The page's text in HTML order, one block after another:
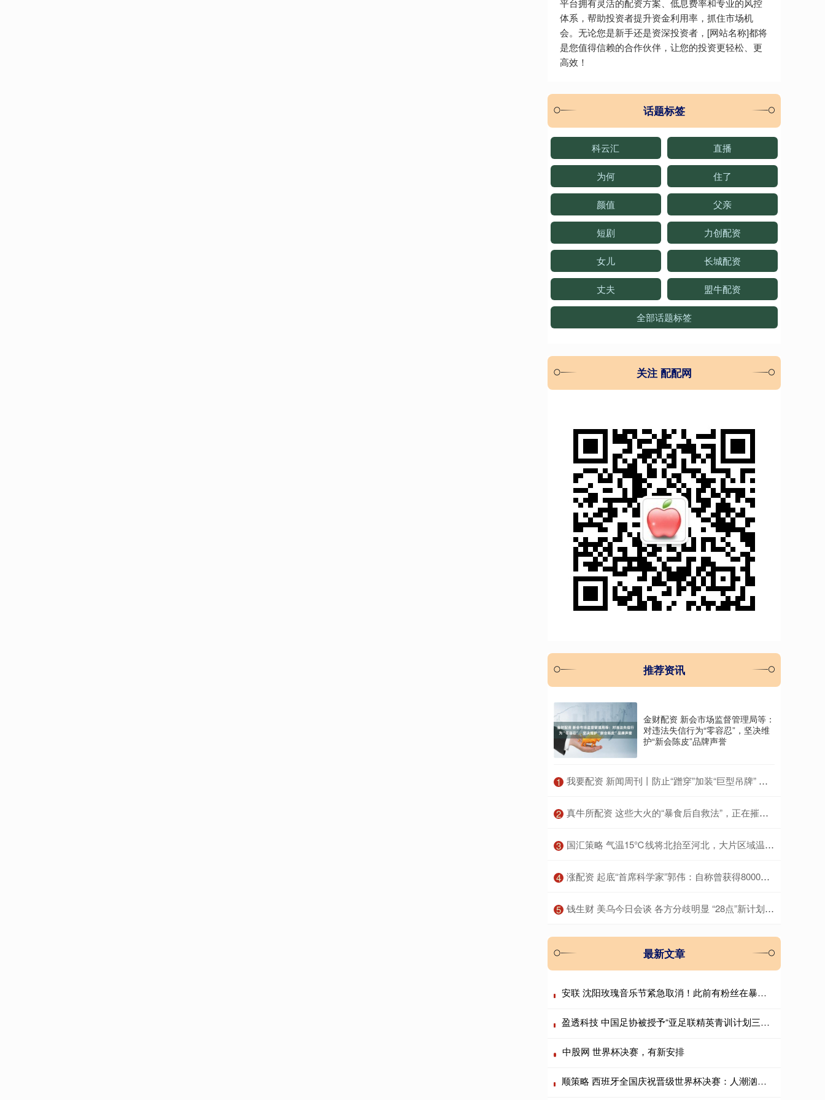
平台拥有灵活的配资方案、低息费率和专业的风控
体系，帮助投资者提升资金利用率，抓住市场机
会。无论您是新手还是资深投资者，[网站名称]都将
是您值得信赖的合作伙伴，让您的投资更轻松、更
高效！
话题标签
科云汇 直播
为何 住了
颜值 父亲
短剧 力创配资
女儿 长城配资
丈夫 盟牛配资
全部话题标签
关注 配配网
推荐资讯
金财配资 新会市场监督管理局等：
对违法失信行为“零容忍”，坚决维
护“新会陈皮”品牌声誉
1 ​我要配资 新闻周刊丨防止“蹭穿”加装“巨型吊牌” 背后原因有些无奈
2 ​真牛所配资 这些大火的“暴食后自救法”，正在摧毁你的身体！很多人中招
3 ​国汇策略 气温15℃线将北抬至河北，大片区域温暖似重返10月，说好的冷空气降温呢？
4 ​涨配资 起底“首席科学家”郭伟：自称曾获得8000余万研究经费，关联9家企业，不发工资被多家法院“限高”；其博导申报材料曝光
5 ​钱生财 美乌今日会谈 各方分歧明显 “28点”新计划仍存变数
最新文章
安联 沈阳玫瑰音乐节紧急取消！此前有粉丝在暴雨中搭帐篷通宵排队
盈透科技 中国足协被授予“亚足联精英青训计划三星会员”资格
中股网 世界杯决赛，有新安排
顺策略 西班牙全国庆祝晋级世界杯决赛：人潮汹涌车难行 众人模仿“维京划船”